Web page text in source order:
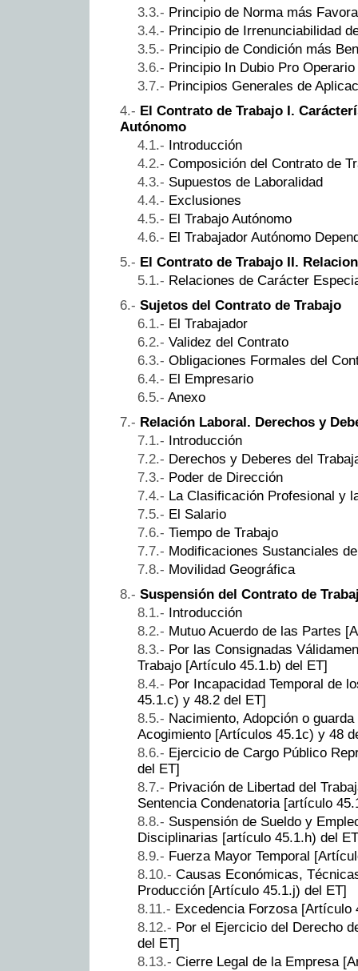
Principio de Norma más
Principio de Irrenunciabilidad
Principio de Condición más
Principio In Dubio Pro Operario
Principios Generales de
El Contrato de Trabajo I.
Autónomo
Introducción
Composición del Contrato de
Supuestos de Laboralidad
Exclusiones
El Trabajo Autónomo
El Trabajador Autónomo
El Contrato de Trabajo II.
Relaciones de Carácter
Sujetos del Contrato de Trabajo
El Trabajador
Validez del Contrato
Obligaciones Formales del
El Empresario
Anexo
Relación Laboral. Derechos y
Introducción
Derechos y Deberes del
Poder de Dirección
La Clasificación Profesional y
El Salario
Tiempo de Trabajo
Modificaciones Sustanciales
Movilidad Geográfica
Suspensión del Contrato de
Introducción
Mutuo Acuerdo de las Partes
Por las Consignadas
Trabajo [Artículo 45.1.b) del ET]
Por Incapacidad Temporal de
45.1.c) y 48.2 del ET]
Nacimiento, Adopción o
Acogimiento [Artículos 45.1c) y 48
Ejercicio de Cargo Público
del ET]
Privación de Libertad del
Sentencia Condenatoria [artículo
Suspensión de Sueldo y
Disciplinarias [artículo 45.1.h) del
Fuerza Mayor Temporal
Causas Económicas,
Producción [Artículo 45.1.j) del ET]
Excedencia Forzosa [Artículo
Por el Ejercicio del Derecho
del ET]
Cierre Legal de la Empresa